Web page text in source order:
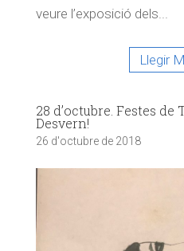
veure l’exposició dels...
Llegir
28 d’octubre. Festes de
Desvern!
26 d'octubre de 2018